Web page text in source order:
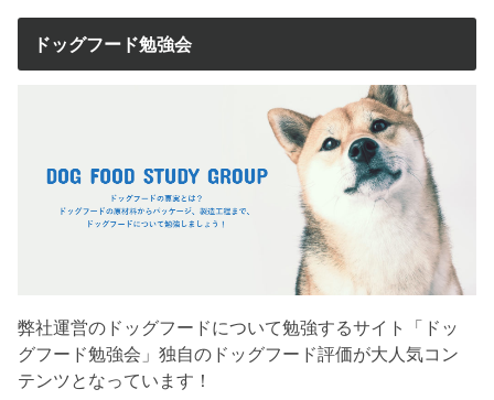
ドッグフード勉強会
弊社運営のドッグフードについて勉強するサイト「ドッ
グフード勉強会」独自のドッグフード評価が大人気コン
テンツとなっています！